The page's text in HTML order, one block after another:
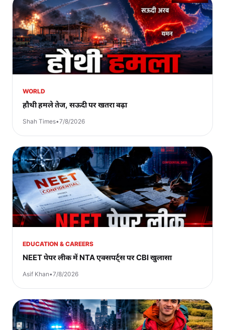
WORLD
हौथी हमले तेज, सऊदी पर खतरा बढ़ा
Shah Times•7/8/2026
EDUCATION & CAREERS
NEET पेपर लीक में NTA एक्सपर्ट्स पर CBI खुलासा
Asif Khan•7/8/2026